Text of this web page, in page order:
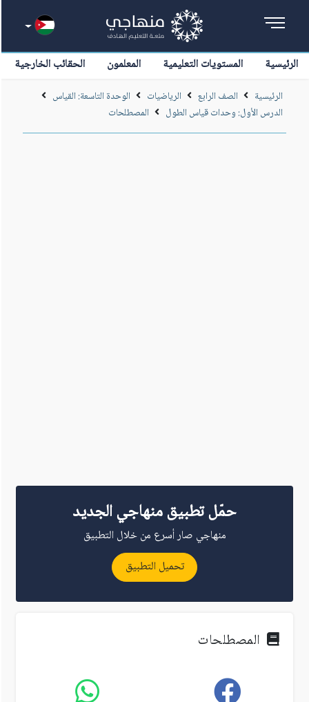
الرئيسية المستويات التعليمية المعلمون الحقائب الخارجية
الرئيسية الصف الرابع الرياضيات
الوحدة التاسعة: القياس
الدرس الأول: وحدات قياس الطول
المصطلحات
حمّل تطبيق منهاجي الجديد
منهاجي صار أسرع من خلال التطبيق
تحميل التطبيق
المصطلحات